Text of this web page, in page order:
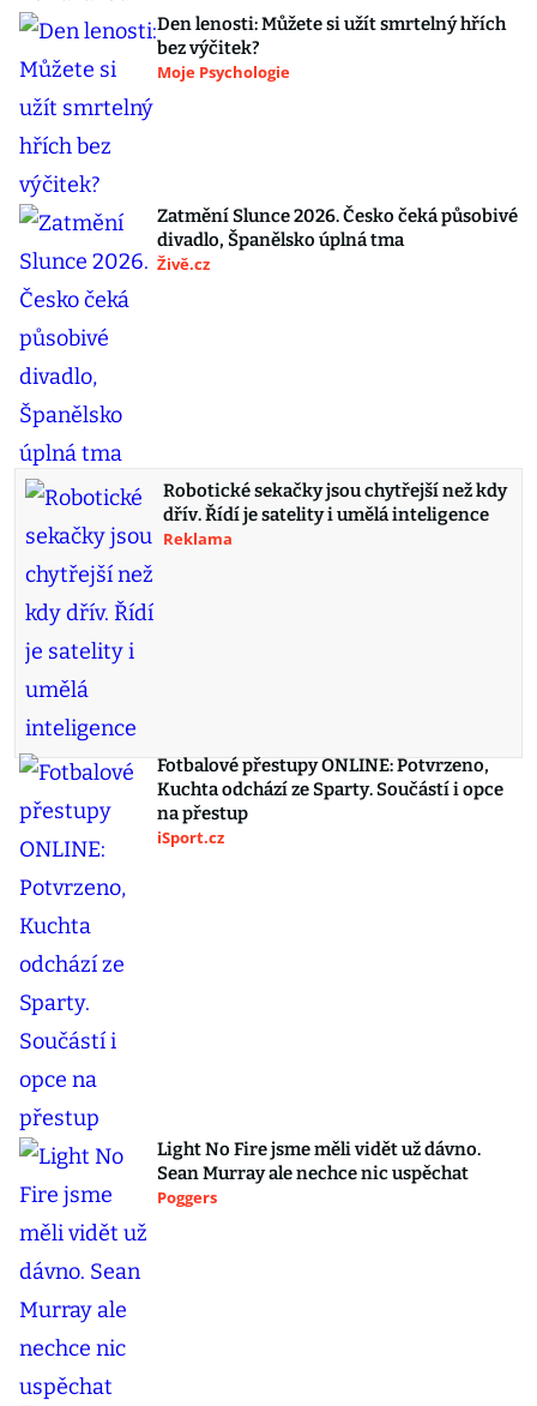
Den lenosti: Můžete si užít smrtelný hřích
bez výčitek?
Moje Psychologie
Zatmění Slunce 2026. Česko čeká působivé
divadlo, Španělsko úplná tma
Živě.cz
Robotické sekačky jsou chytřejší než kdy
dřív. Řídí je satelity i umělá inteligence
Reklama
Fotbalové přestupy ONLINE: Potvrzeno,
Kuchta odchází ze Sparty. Součástí i opce
na přestup
iSport.cz
Light No Fire jsme měli vidět už dávno.
Sean Murray ale nechce nic uspěchat
Poggers